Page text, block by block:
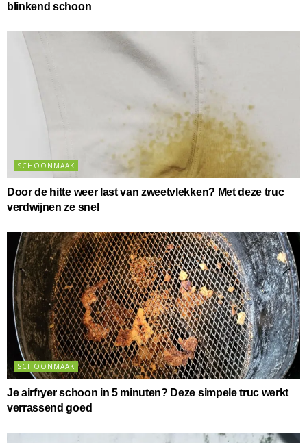
blinkend schoon
SCHOONMAAK
Door de hitte weer last van zweetvlekken? Met deze truc
verdwijnen ze snel
SCHOONMAAK
Je airfryer schoon in 5 minuten? Deze simpele truc werkt
verrassend goed